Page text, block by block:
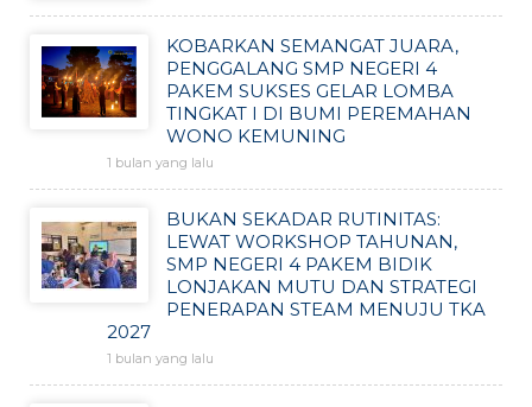
KOBARKAN SEMANGAT JUARA,
PENGGALANG SMP NEGERI 4
PAKEM SUKSES GELAR LOMBA
TINGKAT I DI BUMI PEREMAHAN
WONO KEMUNING
1 bulan yang lalu
BUKAN SEKADAR RUTINITAS:
LEWAT WORKSHOP TAHUNAN,
SMP NEGERI 4 PAKEM BIDIK
LONJAKAN MUTU DAN STRATEGI
PENERAPAN STEAM MENUJU TKA
2027
1 bulan yang lalu